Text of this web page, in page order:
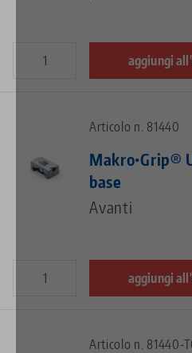
aggiungi
Articolo n. 81440
Makro•Grip®
base
Avanti
aggiungi
Articolo n. 81440-